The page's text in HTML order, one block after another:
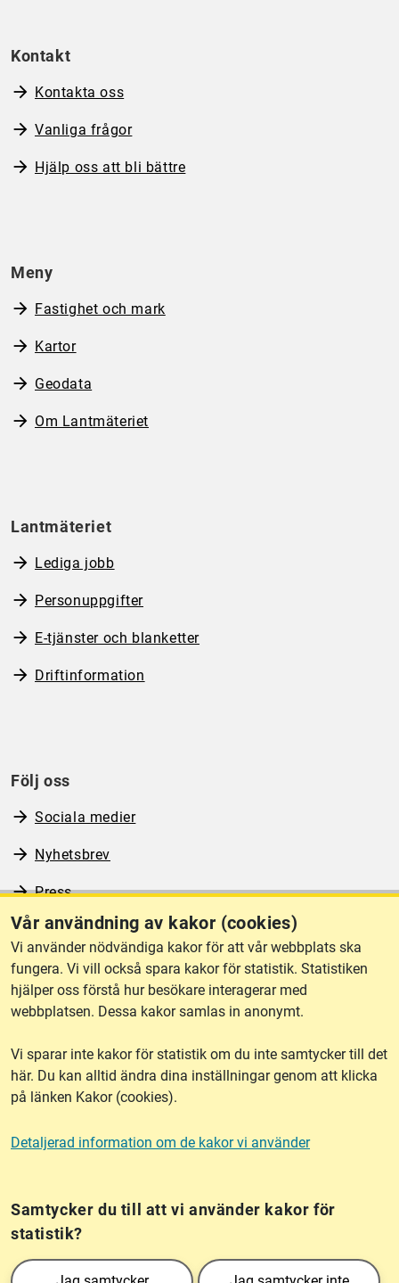
Vår användning av kakor (cookies)
Vi använder nödvändiga kakor för att vår webbplats ska
fungera. Vi vill också spara kakor för statistik. Statistiken
hjälper oss förstå hur besökare interagerar med
webbplatsen. Dessa kakor samlas in anonymt.
Vi sparar inte kakor för statistik om du inte samtycker till det
här. Du kan alltid ändra dina inställningar genom att klicka
på länken Kakor (cookies).
Detaljerad information om de kakor vi använder
Samtycker du till att vi använder kakor för
statistik?
Kontakt
Kontakta oss
Vanliga frågor
Hjälp oss att bli bättre
Meny
Fastighet och mark
Kartor
Geodata
Om Lantmäteriet
Lantmäteriet
Lediga jobb
Personuppgifter
E-tjänster och blanketter
Driftinformation
Följ oss
Sociala medier
Nyhetsbrev
Press
RSS
Om webbplatsen
Tillgänglighet
Other languages
Kakor (cookies)
Lantmäteriet är den myndighet som kartlägger Sverige. Till våra uppgifter hör